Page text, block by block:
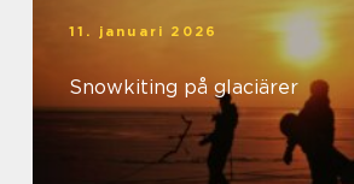
11. januari 2026
Snowkiting på glaciärer